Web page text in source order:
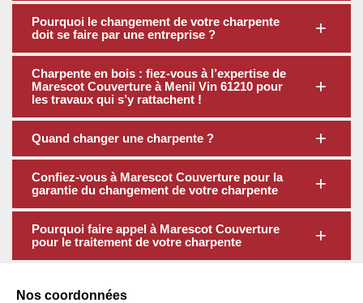
Pourquoi le changement de votre charpente
doit se faire par une entreprise ?
Charpente en bois : fiez-vous à l’expertise de
Marescot Couverture à Menil Vin 61210 pour
les travaux qui s’y rattachent !
Quand changer une charpente ?
Confiez-vous à Marescot Couverture pour la
garantie du changement de votre charpente
Pourquoi faire appel à Marescot Couverture
pour le traitement de votre charpente
Nos coordonnées